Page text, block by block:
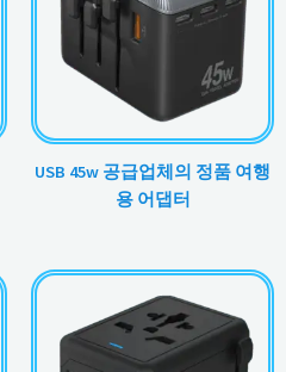
USB 45w 공급업체의 정품 여행
용 어댑터